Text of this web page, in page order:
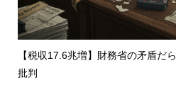
【税収17.6兆増】財務省の矛盾だ
批判